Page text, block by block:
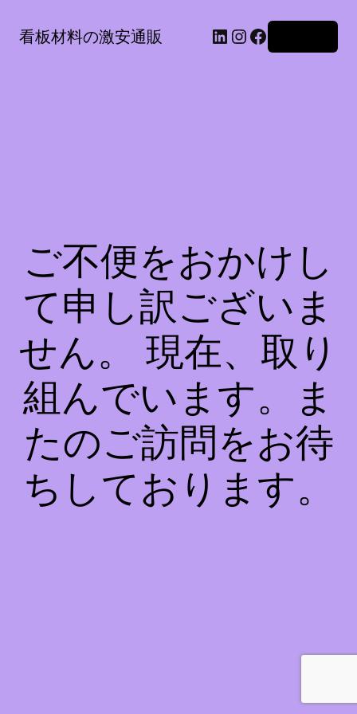
看板材料の激安通販 LinkedIn Instagram Facebook
ご不便をおかけし
て申し訳ございま
せん。 現在、取り
組んでいます。ま
たのご訪問をお待
ちしております。